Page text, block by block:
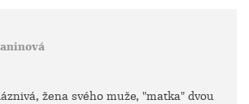
žena svého muže, "matka" dvou